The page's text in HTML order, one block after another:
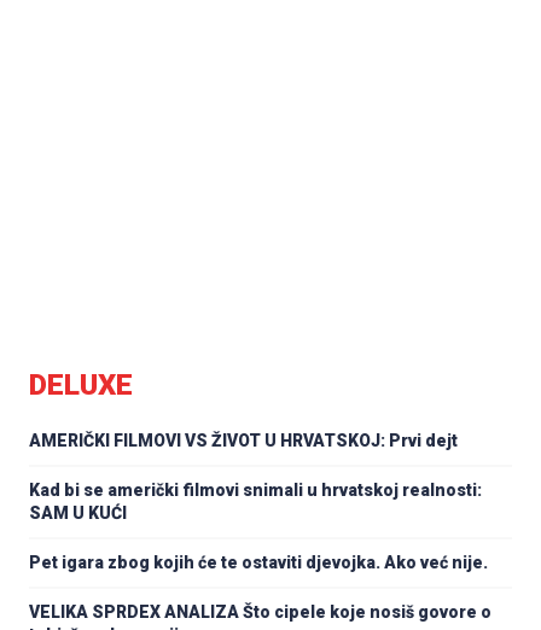
DELUXE
AMERIČKI FILMOVI VS ŽIVOT U HRVATSKOJ: Prvi dejt
Kad bi se američki filmovi snimali u hrvatskoj realnosti:
SAM U KUĆI
Pet igara zbog kojih će te ostaviti djevojka. Ako već nije.
VELIKA SPRDEX ANALIZA Što cipele koje nosiš govore o